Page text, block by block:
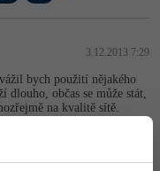
3.12.2013 7:29
bych použití nějakého
dlouho, občas se může stát,
na kvalitě sítě.
úplně nejšťastnější. K
bych to řešil poolingem.